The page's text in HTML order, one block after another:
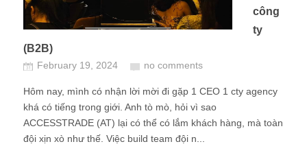
công
ty
(B2B)
February 19, 2024 no comments
Hôm nay, mình có nhận lời mời đi gặp 1 CEO 1 cty agency
khá có tiếng trong giới. Anh tò mò, hỏi vì sao
ACCESSTRADE (AT) lại có thể có lắm khách hàng, mà toàn
đội xịn xò như thế. Việc build team đội n...